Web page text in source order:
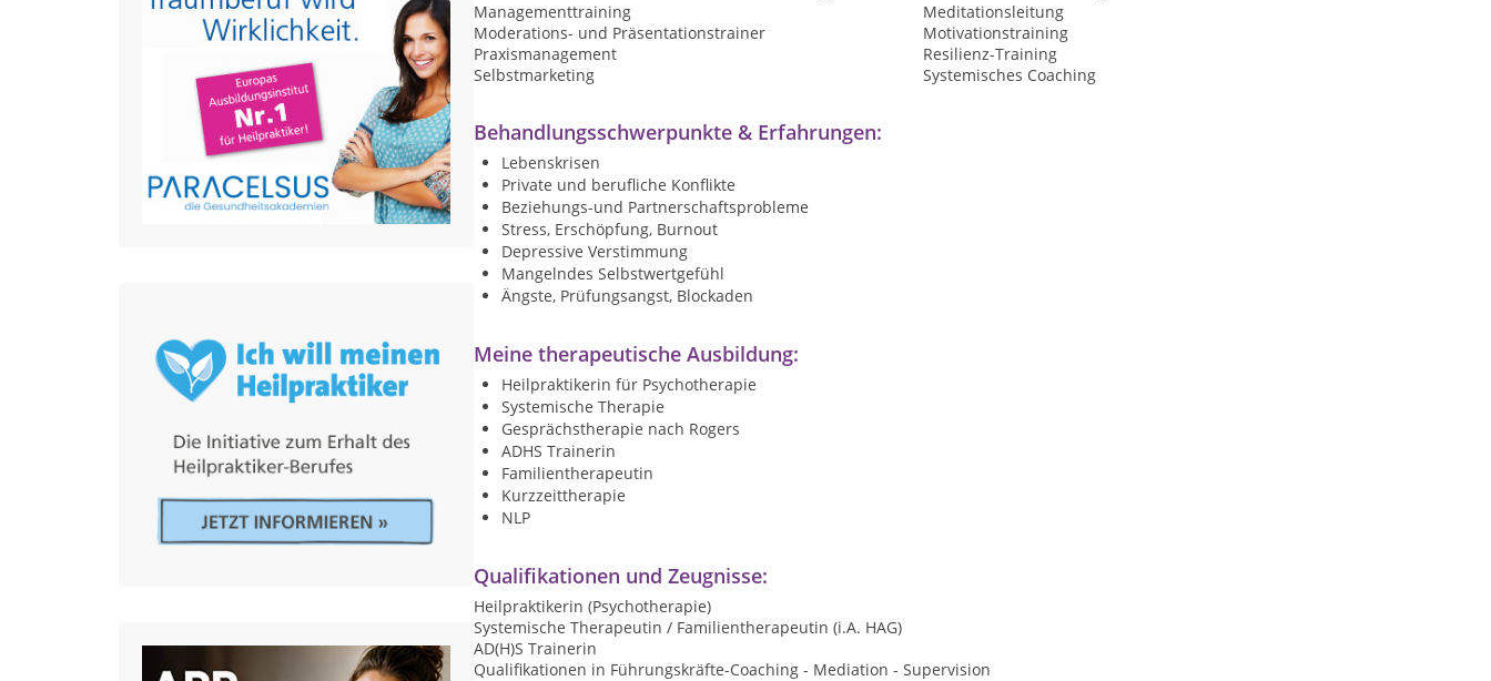
Managementtraining
Meditationsleitung
Moderations- und Präsentationstrainer
Motivationstraining
Praxismanagement
Resilienz-Training
Selbstmarketing
Systemisches Coaching
Behandlungsschwerpunkte & Erfahrungen:
Lebenskrisen
Private und berufliche Konflikte
Beziehungs-und Partnerschaftsprobleme
Stress, Erschöpfung, Burnout
Depressive Verstimmung
Mangelndes Selbstwertgefühl
Ängste, Prüfungsangst, Blockaden
Meine therapeutische Ausbildung:
Heilpraktikerin für Psychotherapie
Systemische Therapie
Gesprächstherapie nach Rogers
ADHS Trainerin
Familientherapeutin
Kurzzeittherapie
NLP
Qualifikationen und Zeugnisse:
Heilpraktikerin (Psychotherapie)
Systemische Therapeutin / Familientherapeutin (i.A. HAG)
AD(H)S Trainerin
Qualifikationen in Führungskräfte-Coaching - Mediation - Supervision